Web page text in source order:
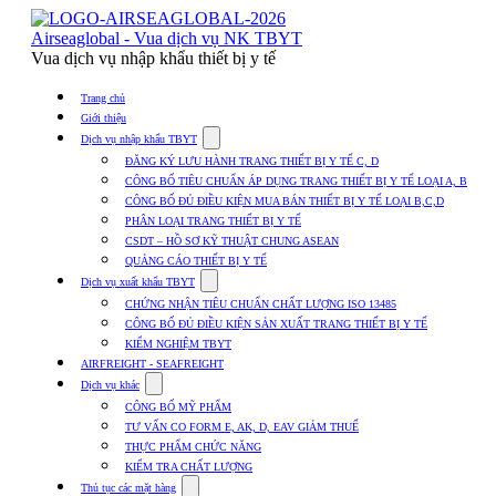
Skip
content
Airseaglobal - Vua dịch vụ NK TBYT
Vua dịch vụ nhập khẩu thiết bị y tế
Trang chủ
Giới thiệu
Dịch vụ nhập khẩu TBYT
submenu
for
Dịch
vụ
nhập
khẩu
TBYT
ĐĂNG KÝ LƯU HÀNH TRANG THIẾT BỊ Y TẾ C, D
CÔNG BỐ TIÊU CHUẨN ÁP DỤNG TRANG THIẾT BỊ Y TẾ LOẠI A, B
CÔNG BỐ ĐỦ ĐIỀU KIỆN MUA BÁN THIẾT BỊ Y TẾ LOẠI B,C,D
PHÂN LOẠI TRANG THIẾT BỊ Y TẾ
CSDT – HỒ SƠ KỸ THUẬT CHUNG ASEAN
QUẢNG CÁO THIẾT BỊ Y TẾ
Dịch vụ xuất khẩu TBYT
submenu
for
Dịch
vụ
xuất
TBYT
CHỨNG NHẬN TIÊU CHUẨN CHẤT LƯỢNG ISO 13485
CÔNG BỐ ĐỦ ĐIỀU KIỆN SẢN XUẤT TRANG THIẾT BỊ Y TẾ
KIỂM NGHIỆM TBYT
AIRFREIGHT - SEAFREIGHT
Dịch vụ khác
submenu
for
Dịch
vụ
khác
CÔNG BỐ MỸ PHẨM
TƯ VẤN CO FORM E, AK, D, EAV GIẢM THUẾ
THỰC PHẨM CHỨC NĂNG
KIỂM TRA CHẤT LƯỢNG
Thủ tục các mặt hàng